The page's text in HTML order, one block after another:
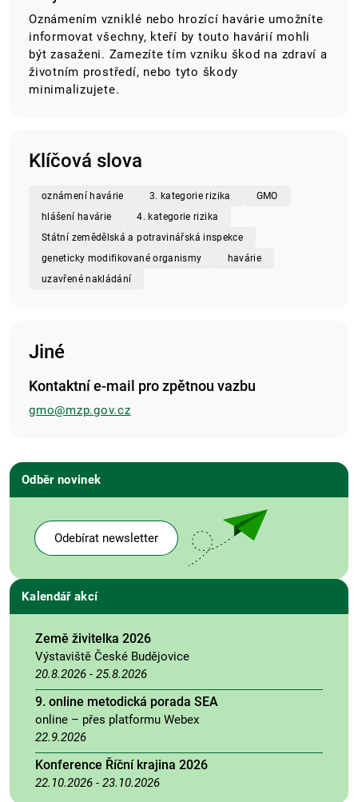
Oznámením vzniklé nebo hrozící havárie umožníte
informovat všechny, kteří by touto havárií mohli
být zasaženi. Zamezíte tím vzniku škod na zdraví a
životním prostředí, nebo tyto škody
minimalizujete.
Klíčová slova
oznámení havárie 3. kategorie rizika
GMO
hlášení havárie
4. kategorie rizika
Státní zemědělská a potravinářská inspekce
geneticky modifikované organismy
havárie
uzavřené nakládání
Jiné
Kontaktní e-mail pro zpětnou vazbu
gmo@mzp.gov.cz
Odběr novinek
Odebírat newsletter
Kalendář akcí
Země živitelka 2026
Výstaviště České Budějovice
20.8.2026 - 25.8.2026
9. online metodická porada SEA
online – přes platformu Webex
22.9.2026
Konference Říční krajina 2026
22.10.2026 - 23.10.2026